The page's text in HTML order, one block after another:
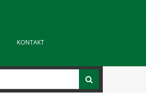
KONTAKT